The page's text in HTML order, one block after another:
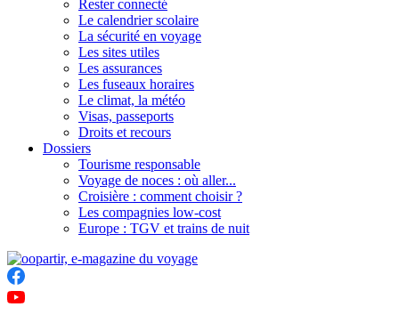
Rester connecté
Le calendrier scolaire
La sécurité en voyage
Les sites utiles
Les assurances
Les fuseaux horaires
Le climat, la météo
Visas, passeports
Droits et recours
Dossiers
Tourisme responsable
Voyage de noces : où aller...
Croisière : comment choisir ?
Les compagnies low-cost
Europe : TGV et trains de nuit